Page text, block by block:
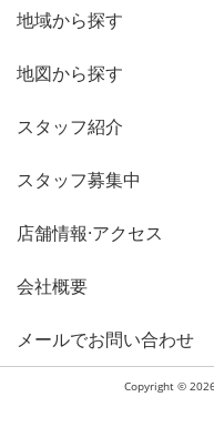
地域から探す
地図から探す
スタッフ紹介
スタッフ募集中
店舗情報·アクセス
会社概要
メールでお問い合わせ
Copyright ©